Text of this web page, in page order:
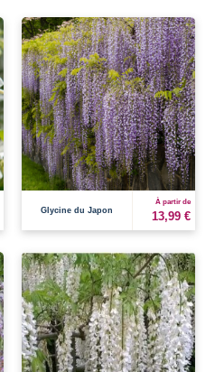
Glycine du Japon
À partir de
13,99 €